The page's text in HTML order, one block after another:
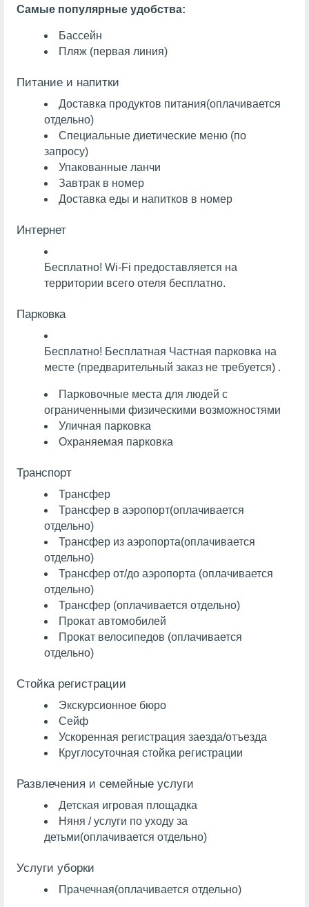
Самые популярные удобства:
Бассейн
Пляж (первая линия)
Питание и напитки
Доставка продуктов питания(оплачивается
отдельно)
Специальные диетические меню (по
запросу)
Упакованные ланчи
Завтрак в номер
Доставка еды и напитков в номер
Интернет
Бесплатно! Wi-Fi предоставляется на
территории всего отеля бесплатно.
Парковка
Бесплатно! Бесплатная Частная парковка на
месте (предварительный заказ не требуется) .
Парковочные места для людей с
ограниченными физическими возможностями
Уличная парковка
Охраняемая парковка
Транспорт
Трансфер
Трансфер в аэропорт(оплачивается
отдельно)
Трансфер из аэропорта(оплачивается
отдельно)
Трансфер от/до аэропорта (оплачивается
отдельно)
Трансфер (оплачивается отдельно)
Прокат автомобилей
Прокат велосипедов (оплачивается
отдельно)
Стойка регистрации
Экскурсионное бюро
Сейф
Ускоренная регистрация заезда/отъезда
Круглосуточная стойка регистрации
Развлечения и семейные услуги
Детская игровая площадка
Няня / услуги по уходу за
детьми(оплачивается отдельно)
Услуги уборки
Прачечная(оплачивается отдельно)